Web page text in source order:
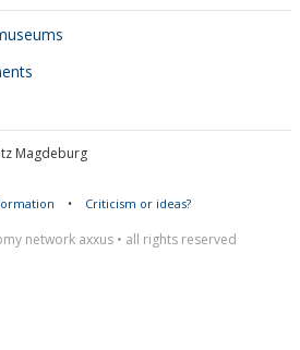
Magdeburg
• Criticism or ideas?
network axxus • all rights reserved